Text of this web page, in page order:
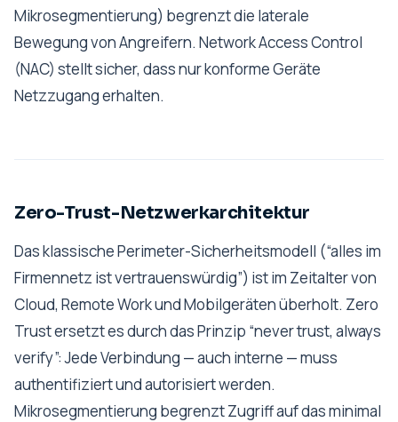
Mikrosegmentierung) begrenzt die laterale
Bewegung von Angreifern. Network Access Control
(NAC) stellt sicher, dass nur konforme Geräte
Netzzugang erhalten.
Zero-Trust-Netzwerkarchitektur
Das klassische Perimeter-Sicherheitsmodell (“alles im
Firmennetz ist vertrauenswürdig”) ist im Zeitalter von
Cloud, Remote Work und Mobilgeräten überholt. Zero
Trust ersetzt es durch das Prinzip “never trust, always
verify”: Jede Verbindung — auch interne — muss
authentifiziert und autorisiert werden.
Mikrosegmentierung begrenzt Zugriff auf das minimal